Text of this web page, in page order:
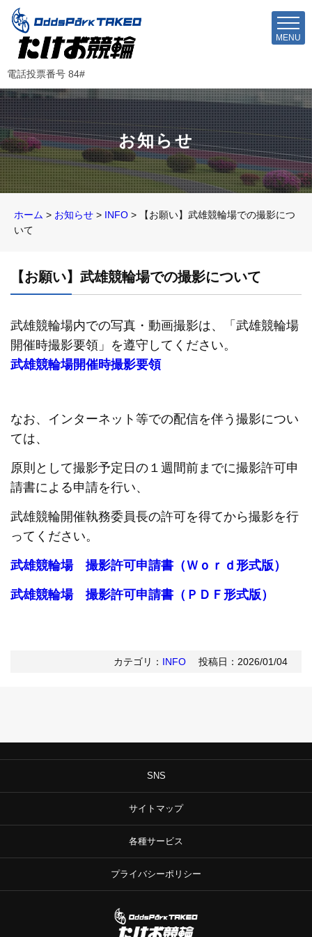
電話投票番号 84#
お知らせ
ホーム > お知らせ > INFO >
【お願い】武雄競輪場での撮影につ
いて
【お願い】武雄競輪場での撮影について
武雄競輪場内での写真・動画撮影は、「武雄競輪場
開催時撮影要領」を遵守してください。
武雄競輪場開催時撮影要領
なお、インターネット等での配信を伴う撮影につい
ては、
原則として撮影予定日の１週間前までに撮影許可申
請書による申請を行い、
武雄競輪開催執務委員長の許可を得てから撮影を行
ってください。
武雄競輪場 撮影許可申請書（Ｗｏｒｄ形式版）
武雄競輪場 撮影許可申請書（ＰＤＦ形式版）
カテゴリ： INFO 投稿日：2026/01/04
SNS
サイトマップ
各種サービス
プライバシーポリシー
MENU